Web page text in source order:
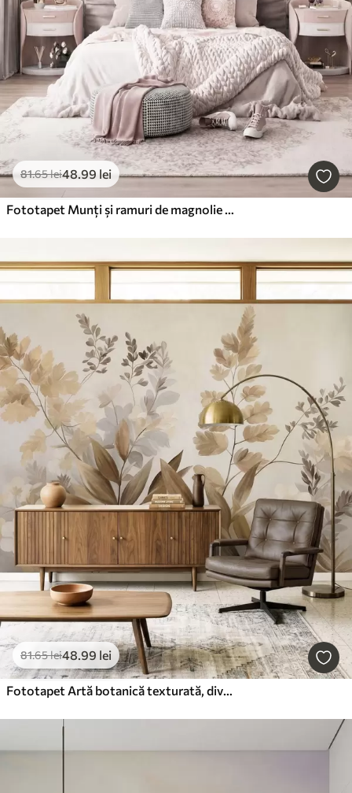
81.65lei48.99 lei
Fototapet Munți și ramuri de magnolie roz înflorite, peisaj cu textură
81.65lei48.99 lei
Fototapet Artă botanică texturată, diverse plante și frunze în nuanțe de maro și bej